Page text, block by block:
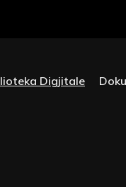
Digjitale